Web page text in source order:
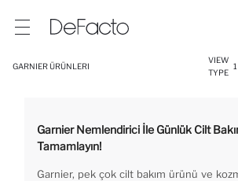
GARNIER ÜRÜNLERI
VIEW
TYPE
1
Garnier Nemlendirici İle Günlük Cilt
Tamamlayın!
Garnier, pek çok cilt bakım ürünü ve